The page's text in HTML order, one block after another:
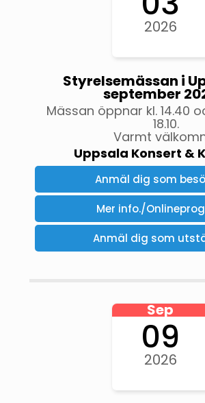
2026
Styrelsemässan i
september
Mässan öppnar kl. 14.40
18.10.
Varmt
Uppsala Konsert &
Anmäl dig som
Mer info./
Anmäl dig som
Sep
09
2026